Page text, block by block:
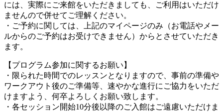
には、実際にご来館をいただきましても、ご利用はいただけ
ませんので併せてご理解ください。
・ご予約に関しては、上記のマイページのみ（お電話やメー
ルからのご予約はお受けできません）からとさせていただき
ます。
【プログラム参加に関するお願い】
・限られた時間でのレッスンとなりますので、事前の準備や
ワークアウト後のご準備等、速やかな進行にご協力をいただ
けますよう、何卒よろしくお願い致します。
・各セッション開始10分後以降のご入館はご遠慮いただけま